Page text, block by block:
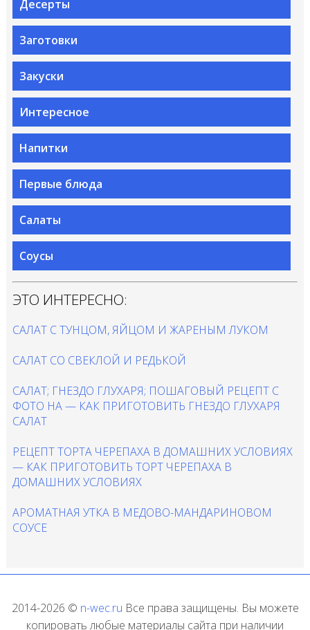
Десерты
Заготовки
Закуски
Интересное
Напитки
Первые блюда
Салаты
Соусы
ЭТО ИНТЕРЕСНО:
САЛАТ С ТУНЦОМ, ЯЙЦОМ И ЖАРЕНЫМ ЛУКОМ
САЛАТ СО СВЕКЛОЙ И РЕДЬКОЙ
САЛАТ; ГНЕЗДО ГЛУХАРЯ; ПОШАГОВЫЙ РЕЦЕПТ С
ФОТО НА — КАК ПРИГОТОВИТЬ ГНЕЗДО ГЛУХАРЯ
САЛАТ
РЕЦЕПТ ТОРТА ЧЕРЕПАХА В ДОМАШНИХ УСЛОВИЯХ
— КАК ПРИГОТОВИТЬ ТОРТ ЧЕРЕПАХА В
ДОМАШНИХ УСЛОВИЯХ
АРОМАТНАЯ УТКА В МЕДОВО-МАНДАРИНОВОМ
СОУСЕ
2014-2026 © n-wec.ru Все права защищены. Вы можете
копировать любые материалы сайта при наличии